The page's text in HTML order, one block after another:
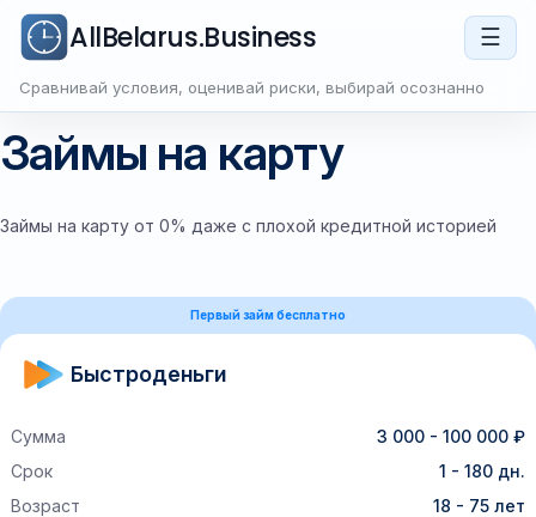
AllBelarus.Business ☰
Сравнивай условия, оценивай риски, выбирай осознанно
Займы на карту
Займы на карту от 0% даже с плохой кредитной историей
Первый займ бесплатно
Быстроденьги
Сумма
3 000 - 100 000 ₽
Срок
1 - 180 дн.
Возраст
18 - 75 лет